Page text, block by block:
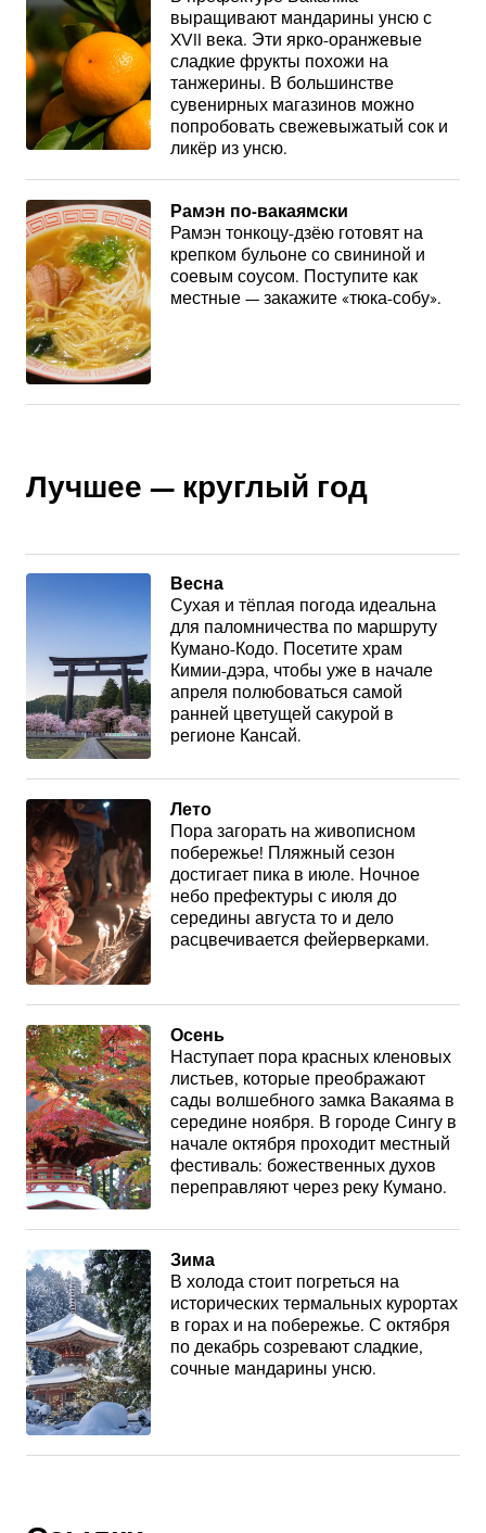
выращивают мандарины унсю с
XVII века. Эти ярко-оранжевые
сладкие фрукты похожи на
танжерины. В большинстве
сувенирных магазинов можно
попробовать свежевыжатый сок и
ликёр из унсю.
Рамэн по-вакаямски
Рамэн тонкоцу-дзёю готовят на
крепком бульоне со свининой и
соевым соусом. Поступите как
местные — закажите «тюка-собу».
Лучшее — круглый год
Весна
Сухая и тёплая погода идеальна
для паломничества по маршруту
Кумано-Кодо. Посетите храм
Кимии-дэра, чтобы уже в начале
апреля полюбоваться самой
ранней цветущей сакурой в
регионе Кансай.
Лето
Пора загорать на живописном
побережье! Пляжный сезон
достигает пика в июле. Ночное
небо префектуры с июля до
середины августа то и дело
расцвечивается фейерверками.
Осень
Наступает пора красных кленовых
листьев, которые преображают
сады волшебного замка Вакаяма в
середине ноября. В городе Сингу в
начале октября проходит местный
фестиваль: божественных духов
переправляют через реку Кумано.
Зима
В холода стоит погреться на
исторических термальных курортах
в горах и на побережье. С октября
по декабрь созревают сладкие,
сочные мандарины унсю.